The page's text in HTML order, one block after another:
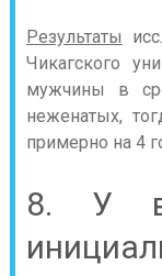
Результаты
Чикагского
мужчины в
неженатых,
примерно на 4
8. У